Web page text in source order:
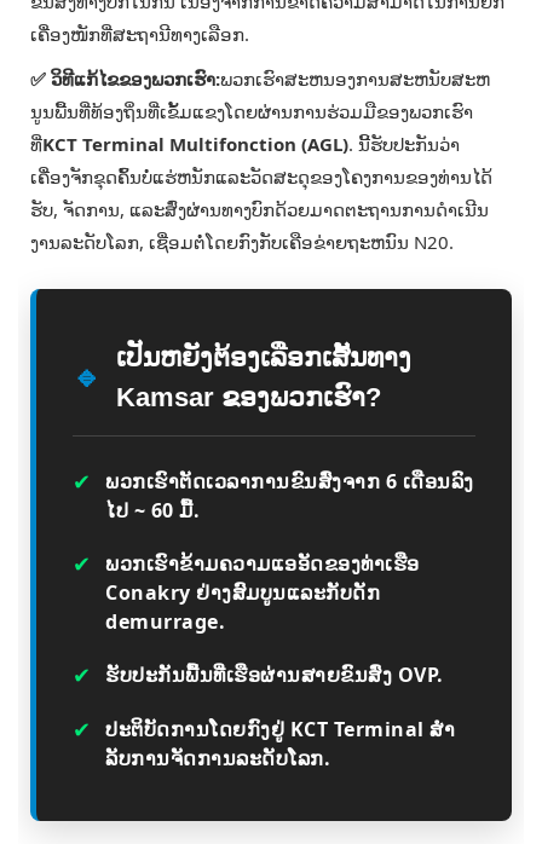
ເຄື່ອງໜັກທີ່ສະຖານີທາງເລືອກ.
✅ ວິທີແກ້ໄຂຂອງພວກເຮົາ:ພວກເຮົາສະຫນອງການສະຫນັບສະຫ
ນູນພື້ນທີ່ທ້ອງຖິ່ນທີ່ເຂັ້ມແຂງໂດຍຜ່ານການຮ່ວມມືຂອງພວກເຮົາ
ທີ່KCT Terminal Multifonction (AGL). ນີ້ຮັບປະກັນວ່າ
ເຄື່ອງຈັກຂຸດຄົ້ນບໍ່ແຮ່ຫນັກແລະວັດສະດຸຂອງໂຄງການຂອງທ່ານໄດ້
ຮັບ, ຈັດການ, ແລະສົ່ງຜ່ານທາງບົກດ້ວຍມາດຕະຖານການດໍາເນີນ
ງານລະດັບໂລກ, ເຊື່ອມຕໍ່ໂດຍກົງກັບເຄືອຂ່າຍຖະຫນົນ N20.
🔹
ເປັນຫຍັງຕ້ອງເລືອກເສັ້ນທາງ
Kamsar ຂອງພວກເຮົາ?
✔
ພວກເຮົາຕັດເວລາການຂົນສົ່ງຈາກ 6 ເດືອນລົງ
ໄປ ~ 60 ມື້.
✔
ພວກເຮົາຂ້າມຄວາມແອອັດຂອງທ່າເຮືອ
Conakry ຢ່າງສົມບູນແລະກັບດັກ
demurrage.
✔ ຮັບປະກັນພື້ນທີ່ເຮືອຜ່ານສາຍຂົນສົ່ງ OVP.
✔
ປະຕິບັດການໂດຍກົງຢູ່ KCT Terminal ສໍາ
ລັບການຈັດການລະດັບໂລກ.